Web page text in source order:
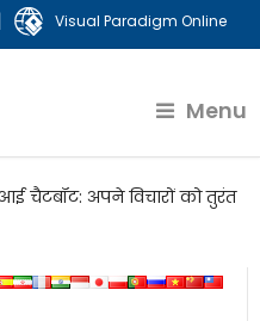
Visual Paradigm Online
Menu
चैटबॉट: अपने विचारों को तुरंत